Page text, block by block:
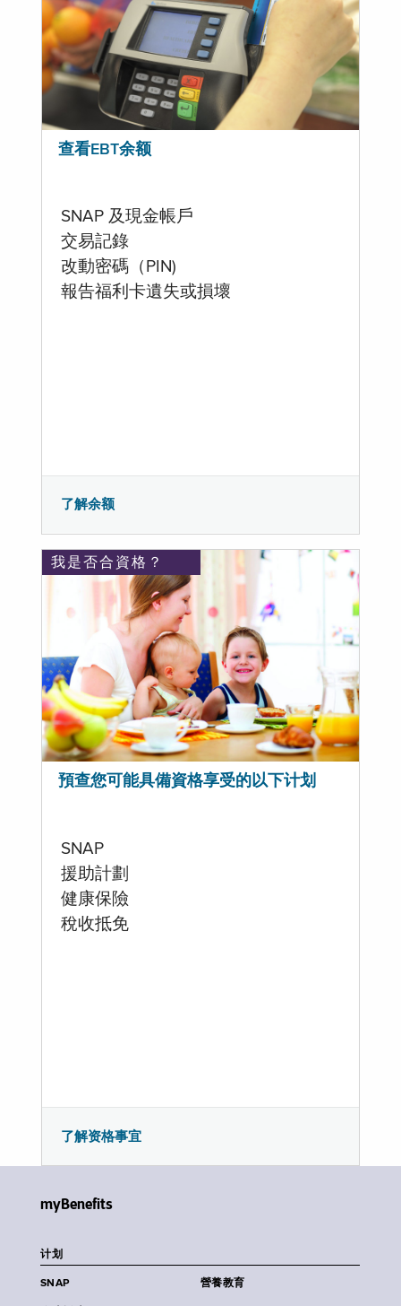
查看EBT余额
SNAP 及現金帳戶
交易記錄
改動密碼（PIN)
報告福利卡遺失或損壞
了解余额
我是否合資格？
預查您可能具備資格享受的以下计划
SNAP
援助計劃
健康保險
稅收抵免
了解资格事宜
myBenefits
计划
SNAP 營養教育